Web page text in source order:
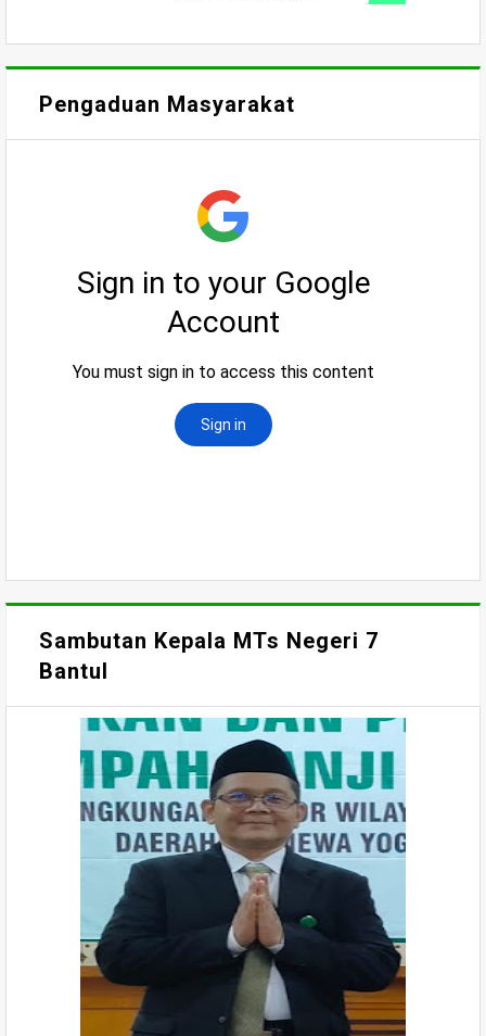
Pengaduan Masyarakat
Sambutan Kepala MTs Negeri 7
Bantul